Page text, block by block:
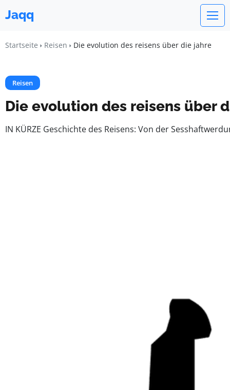
Jaqq
Startseite Reisen Die evolution des reisens über die jahre
Reisen
Die evolution des reisens über
IN KÜRZE Geschichte des Reisens: Von der